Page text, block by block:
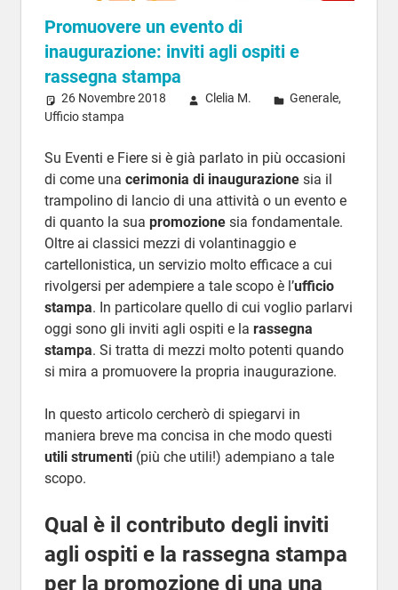
Promuovere un evento di
inaugurazione: inviti agli ospiti e
rassegna stampa
26 Novembre 2018 Clelia M. Generale,
Ufficio stampa
Su Eventi e Fiere si è già parlato in più occasioni
di come una cerimonia di inaugurazionesia il
trampolino di lancio di una attività o un evento e
di quanto la sua promozionesia fondamentale.
Oltre ai classici mezzi di volantinaggio e
cartellonistica, un servizio molto efficace a cui
rivolgersi per adempiere a tale scopo è l’ufficio
stampa. In particolare quello di cui voglio parlarvi
oggi sono gli inviti agli ospiti e la rassegna
stampa. Si tratta di mezzi molto potenti quando
si mira a promuovere la propria inaugurazione.
In questo articolo cercherò di spiegarvi in
maniera breve ma concisa in che modo questi
utili strumenti(più che utili!) adempiano a tale
scopo.
Qual è il contributo degli inviti
agli ospiti e la rassegna stampa
per la promozione di una una